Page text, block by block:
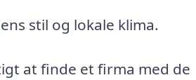
stil og lokale klima.
at finde et firma med de